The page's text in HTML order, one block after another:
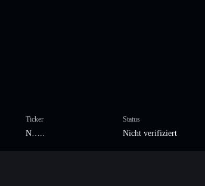
Ticker
N…..
Status
Nicht verifiziert